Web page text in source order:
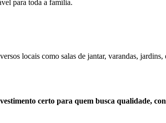
para toda a família.
locais como salas de jantar, varandas,
certo para quem busca qualidade,